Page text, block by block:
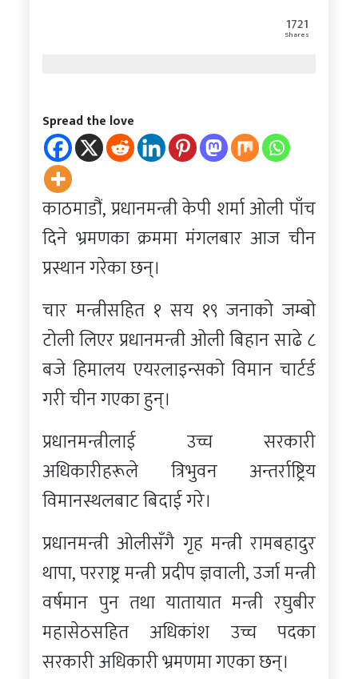
1721
Shares
Spread the love
काठमाडौं, प्रधानमन्त्री केपी शर्मा ओली पाँच
दिने भ्रमणका क्रममा मंगलबार आज चीन
प्रस्थान गरेका छन्।
चार मन्त्रीसहित १ सय १९ जनाको जम्बो
टोली लिएर प्रधानमन्त्री ओली बिहान साढे ८
बजे हिमालय एयरलाइन्सको विमान चार्टर्ड
गरी चीन गएका हुन्।
प्रधानमन्त्रीलाई उच्च सरकारी
अधिकारीहरूले त्रिभुवन अन्तर्राष्ट्रिय
विमानस्थलबाट बिदाई गरे।
प्रधानमन्त्री ओलीसँगै गृह मन्त्री रामबहादुर
थापा, परराष्ट्र मन्त्री प्रदीप ज्ञवाली, उर्जा मन्त्री
वर्षमान पुन तथा यातायात मन्त्री रघुबीर
महासेठसहित अधिकांश उच्च पदका
सरकारी अधिकारी भ्रमणमा गएका छन्।